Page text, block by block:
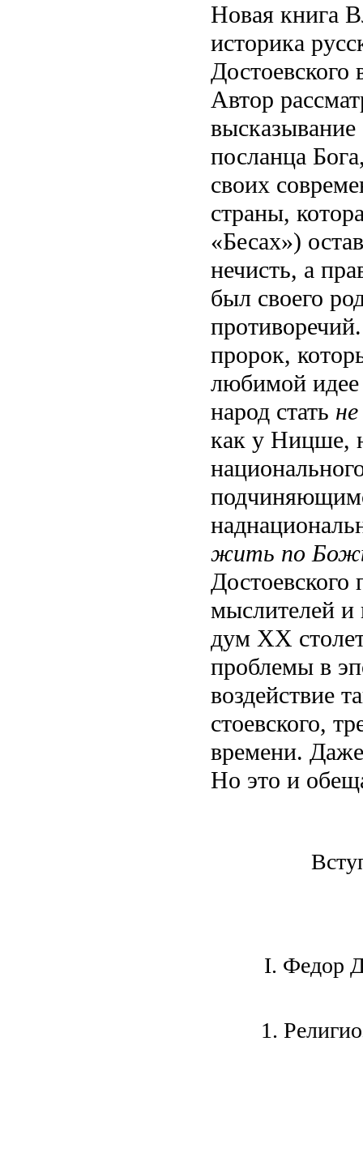
Новая книга
историка
Достоевского
Автор
высказывание
посланца
своих
страны,
«Бесах»)
нечисть, а
был своего
пророк,
любимой идее
народ стать
как у Ницше,
жить по
Достоевского
мыслителей и
дум XX
проблемы в
воздействие
стоевского,
времени.
Но это и
I. Федор
1.